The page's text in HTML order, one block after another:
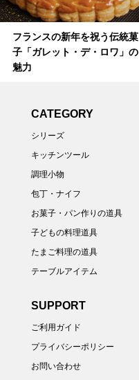
フランスの新年を祝う伝統菓
子「ガレット・デ・ロワ」の
魅力
CATEGORY
シリーズ
キッチンツール
調理小物
包丁・ナイフ
お菓子・パン作りの道具
子どもの料理道具
たまご料理の道具
テーブルアイテム
SUPPORT
ご利用ガイド
プライバシーポリシー
お問い合わせ